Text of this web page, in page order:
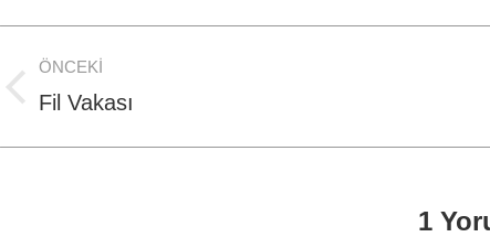
Post
navigation
ÖNCEKI
Previous
Fil Vakası
1